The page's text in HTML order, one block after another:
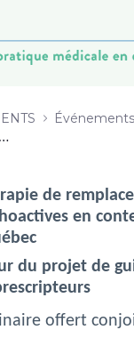
WEBINAIRE - Pharmacothérapie de remplacement de SPA en contexte de COVID-19
de
en
du projet de
offert